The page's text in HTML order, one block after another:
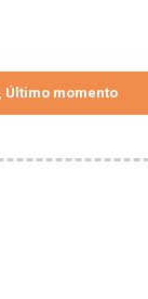
Último momento